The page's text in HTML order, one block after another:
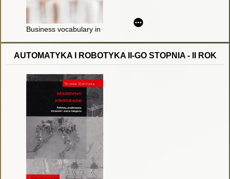
Business vocabulary in use
AUTOMATYKA I ROBOTYKA II-GO STOPNIA - II ROK